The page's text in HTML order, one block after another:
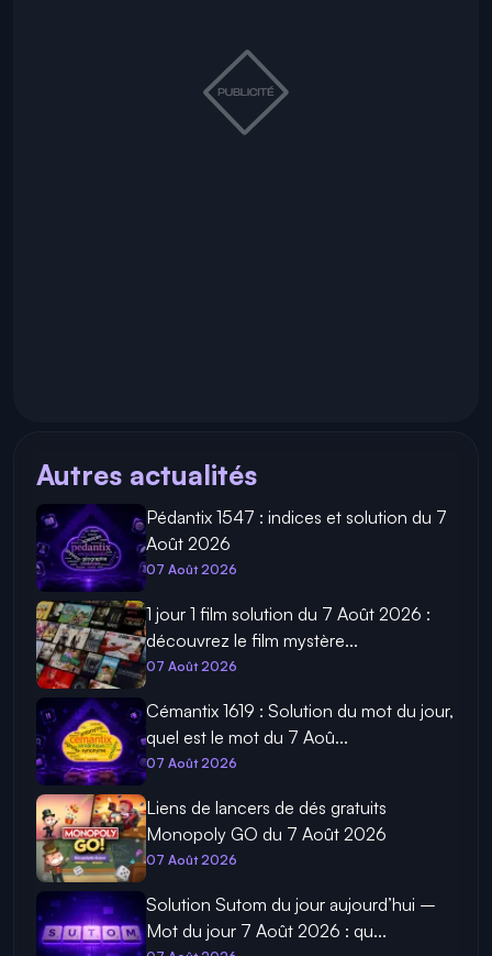
Autres actualités
Pédantix 1547 : indices et solution du 7
Août 2026
07 Août 2026
1 jour 1 film solution du 7 Août 2026 :
découvrez le film mystère...
07 Août 2026
Cémantix 1619 : Solution du mot du jour,
quel est le mot du 7 Aoû...
07 Août 2026
Liens de lancers de dés gratuits
Monopoly GO du 7 Août 2026
07 Août 2026
Solution Sutom du jour aujourd’hui –
Mot du jour 7 Août 2026 : qu...